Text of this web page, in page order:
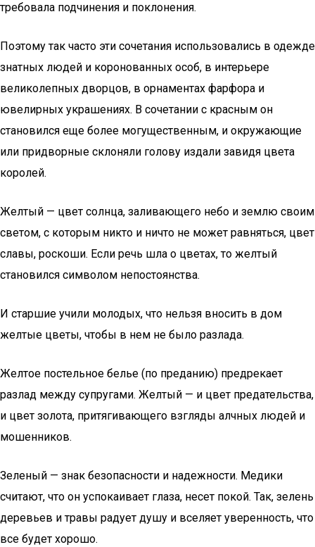
требовала подчинения и поклонения.
Поэтому так часто эти сочетания использовались в одежде
знатных людей и коронованных особ, в интерьере
великолепных дворцов, в орнаментах фарфора и
ювелирных украшениях. В сочетании с красным он
становился еще более могущественным, и окружающие
или придворные склоняли голову издали завидя цвета
королей.
Желтый — цвет солнца, заливающего небо и землю своим
светом, с которым никто и ничто не может равняться, цвет
славы, роскоши. Если речь шла о цветах, то желтый
становился символом непостоянства.
И старшие учили молодых, что нельзя вносить в дом
желтые цветы, чтобы в нем не было разлада.
Желтое постельное белье (по преданию) предрекает
разлад между супругами. Желтый — и цвет предательства,
и цвет золота, притягивающего взгляды алчных людей и
мошенников.
Зеленый — знак безопасности и надежности. Медики
считают, что он успокаивает глаза, несет покой. Так, зелень
деревьев и травы радует душу и вселяет уверенность, что
все будет хорошо.